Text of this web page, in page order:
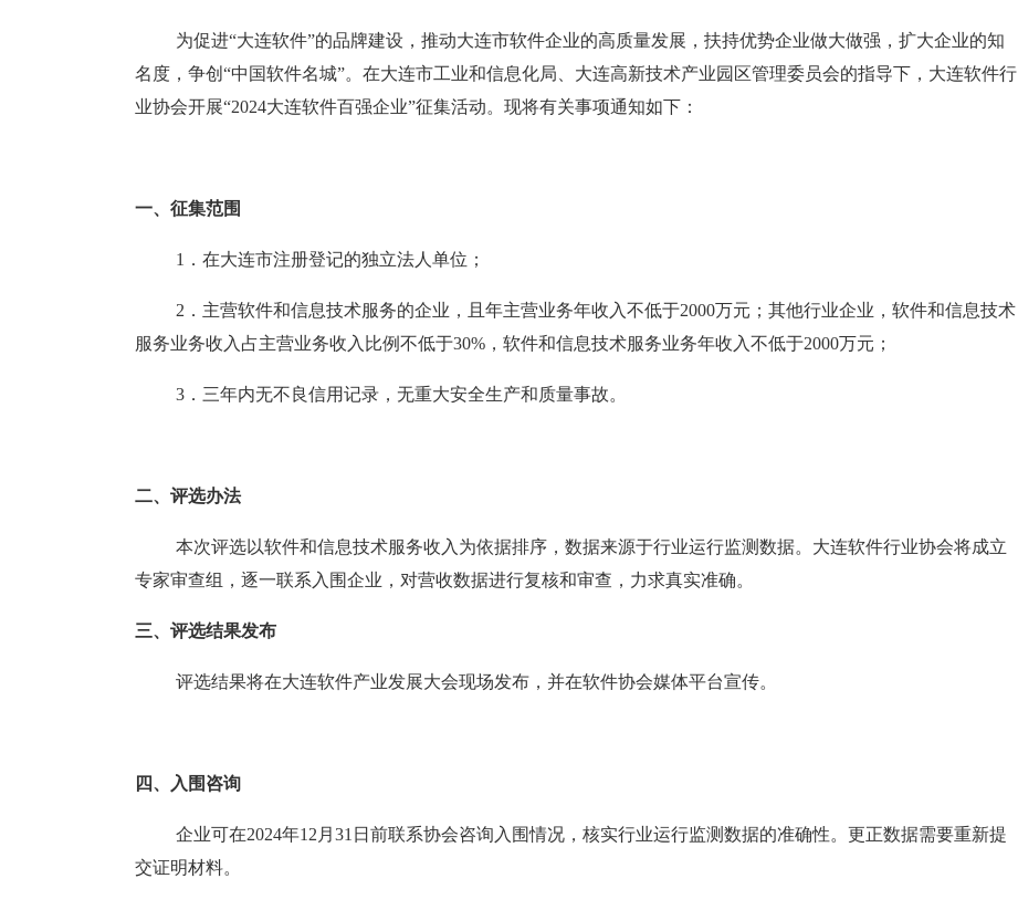
为促进“大连软件”的品牌建设，推动大连市软件企业的高质量发展，扶持优势企业做大做强，扩大企业的知
名度，争创“中国软件名城”。在大连市工业和信息化局、大连高新技术产业园区管理委员会的指导下，大连软件行
业协会开展“2024大连软件百强企业”征集活动。现将有关事项通知如下：
一、征集范围
1．在大连市注册登记的独立法人单位；
2．主营软件和信息技术服务的企业，且年主营业务年收入不低于2000万元；其他行业企业，软件和信息技术
服务业务收入占主营业务收入比例不低于30%，软件和信息技术服务业务年收入不低于2000万元；
3．三年内无不良信用记录，无重大安全生产和质量事故。
二、评选办法
本次评选以软件和信息技术服务收入为依据排序，数据来源于行业运行监测数据。大连软件行业协会将成立
专家审查组，逐一联系入围企业，对营收数据进行复核和审查，力求真实准确。
三、评选结果发布
评选结果将在大连软件产业发展大会现场发布，并在软件协会媒体平台宣传。
四、入围咨询
企业可在2024年12月31日前联系协会咨询入围情况，核实行业运行监测数据的准确性。更正数据需要重新提
交证明材料。